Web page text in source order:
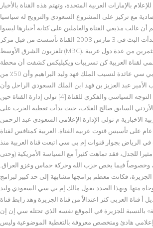
بالإمارات العربية المتحدة، وتهتم هذه القناة بالأخبار
مع تركيز على المشروع السعودي والترويج له سياسيا
أن غالب مذيعي القناة والعاملين على كتابة أخبارها ليسوا
سعوديين [1][2] ؛ بدأت البث في 3 مارس 2003 القناة تأسست من قبل مركز
تلفزيون الشرق الأوسط (MBC)، مجموعة الحريري، ومستثمرين من عدة دول عربية
الرسمي لقناة العربية كن تسريبات ويكيليكس كشفت أن محطة
العربية ومجموعة الام بي سي عائدة لنسيب الملك فهد وليد البراهيم وأن 50٪ من
الأمير عبد العزيز بن فهد ابن الملك السعودي الراحل وأن
الأمير ممن يقفون خلف التوجه السياسي والفكري للقناة.[4] تولى إدارة القناة حين
الأردني السابق صالح القلاب، حيث بدأت تغطية الحرب على
الاخبارية م تولى الإدارة الإعلامي السعودي عبد الرحمن
على تأسيس قنوت عربيه القناة. العربية كمنافس لقناة
في الرياض بجوار قنوات إم بي سي اتبعت قناة العربية منذ
للجدل، فقد تماهت كثيراً مع السياسة الأمريكية (وحتى
وخصوصاً فيما يخص حزب الله وحركة حماس وغزو العراق.
الجزيرة، فكانت معظم برامجها مشابهة إلى حد كبير لبرامج
منها. وبهذا الصدد يقول مالك إم بي سي السعودي وليد
أ قناة العربى كثر اعتدالاً من قناة الجزيرة وهد رابط قناة
بالنسبة للجزيرة في الموقع نفسه الذي تحتله سي إن إن
هادئ ومتخصص معروفة بالتغطية الموضوعية وليس